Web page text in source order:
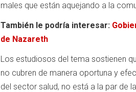
males que están aquejando a la
También le podría interesar:
de Nazareth
Los estudiosos del tema sostienen
no cubren de manera oportuna y
del sector salud, no está a la par de